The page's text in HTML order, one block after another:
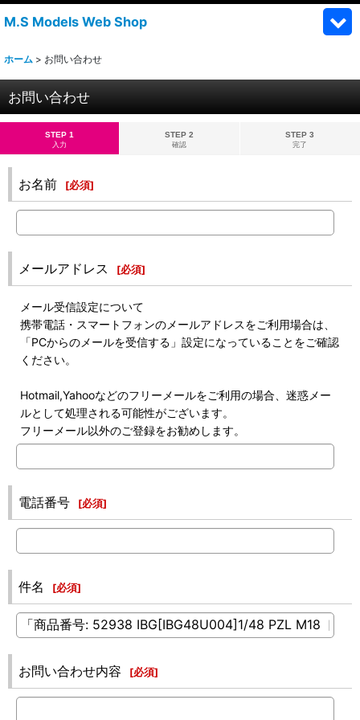
M.S Models Web Shop
ホーム > お問い合わせ
お問い合わせ
STEP 1
入力
STEP 2
確認
STEP 3
完了
お名前 [必須]
メールアドレス [必須]
メール受信設定について
携帯電話・スマートフォンのメールアドレスをご利用場合は、
「PCからのメールを受信する」設定になっていることをご確認
ください。
Hotmail,Yahooなどのフリーメールをご利用の場合、迷惑メー
ルとして処理される可能性がございます。
フリーメール以外のご登録をお勧めします。
電話番号 [必須]
件名 [必須]
お問い合わせ内容 [必須]